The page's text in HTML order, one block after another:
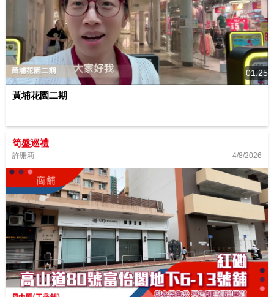
01:25
黃埔花園二期
筍盤巡禮
許珊莉 4/8/2026